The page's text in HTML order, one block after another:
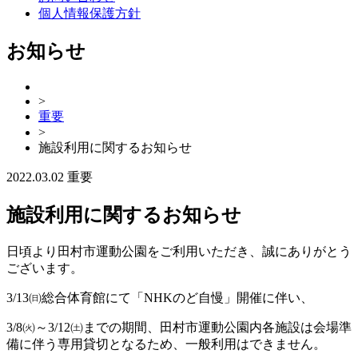
個人情報保護方針
お知らせ
>
重要
>
施設利用に関するお知らせ
2022.03.02 重要
施設利用に関するお知らせ
日頃より田村市運動公園をご利用いただき、誠にありがとう
ございます。
3/13㈰総合体育館にて「NHKのど自慢」開催に伴い、
3/8㈫～3/12㈯までの期間、田村市運動公園内各施設は会場準
備に伴う専用貸切となるため、一般利用はできません。